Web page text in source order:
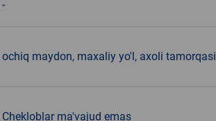
-
ochiq maydon, maxaliy yo'l, axoli tamorqasi
Chekloblar ma'vajud emas